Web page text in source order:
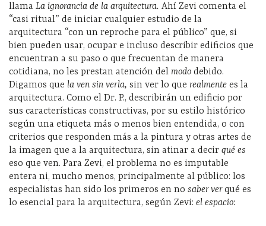
llama La ignorancia de la arquitectura. Ahí Zevi comenta el
“casi ritual” de iniciar cualquier estudio de la
arquitectura “con un reproche para el público” que, si
bien pueden usar, ocupar e incluso describir edificios que
encuentran a su paso o que frecuentan de manera
cotidiana, no les prestan atención del modo debido.
Digamos que la ven sin verla, sin ver lo que realmente es la
arquitectura. Como el Dr. P., describirán un edificio por
sus características constructivas, por su estilo histórico
según una etiqueta más o menos bien entendida, o con
criterios que responden más a la pintura y otras artes de
la imagen que a la arquitectura, sin atinar a decir qué es
eso que ven. Para Zevi, el problema no es imputable
entera ni, mucho menos, principalmente al público: los
especialistas han sido los primeros en no saber verqué es
lo esencial para la arquitectura, según Zevi: el espacio: